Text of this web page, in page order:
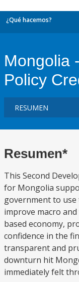
¿Qué hacemos?
Mongolia
Policy
Resumen*
This Second
for Mongolia
government to
improve macro
based economy,
confidence in the
transparent and
downturn hit
immediately felt